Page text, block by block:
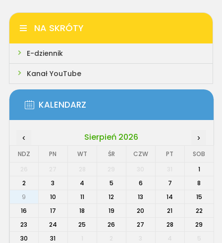
NA SKRÓTY
E-dziennik
Kanał YouTube
KALENDARZ
‹ Sierpień 2026 ›
NDZ PN WT ŚR CZW PT
SOB
1
2
3 4 5 6 7
8
9
10 11 12 13 14
15
16
17 18 19 20 21
22
23
24 25 26 27 28
29
30
31